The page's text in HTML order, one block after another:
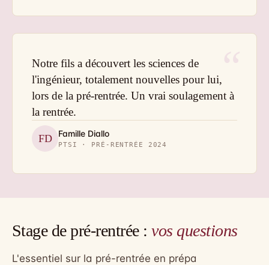
“
Notre fils a découvert les sciences de
l'ingénieur, totalement nouvelles pour lui,
lors de la pré-rentrée. Un vrai soulagement à
la rentrée.
FD Famille Diallo
PTSI · PRÉ-RENTRÉE 2024
Stage de pré-rentrée :vos questions
L'essentiel sur la pré-rentrée en prépa